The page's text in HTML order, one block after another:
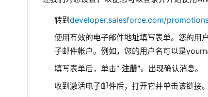
转到 developer.salesforce.com/
使用有效的电子邮件地址填写表单。您的用
子邮件帐户。例如，您的用户名可以是
填写表单后，单击“ 注册”。出现确认消息。
收到激活电子邮件后，打开它并单击该链接。